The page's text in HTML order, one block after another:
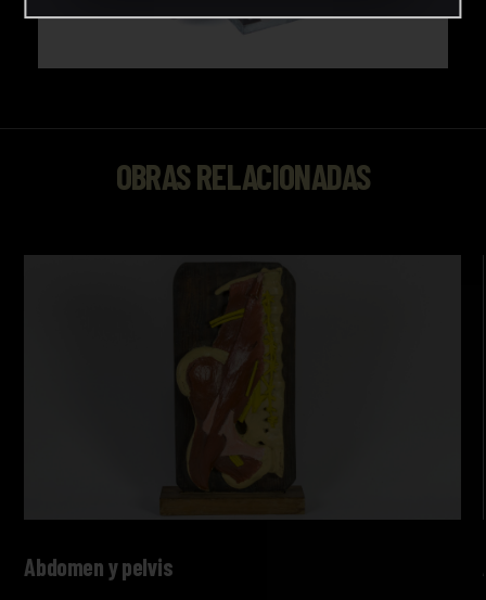
OBRAS RELACIONADAS
Abdomen y pelvis